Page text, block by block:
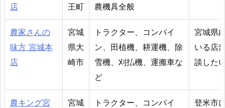
店
王町
農機具全般
農家さんの
味方 宮城本
店
宮城
県大
崎市
トラクター、コンバイ
ン、田植機、耕運機、除
雪機、刈払機、運搬車な
ど
宮城県
いる店
談した
農キング宮
宮城
トラクター、コンバイ
登米市